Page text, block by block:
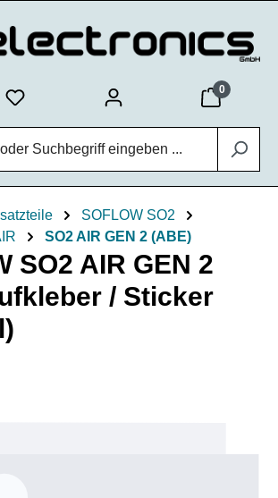
0
SOFLOW SO2
SO2 AIR GEN 2 (ABE)
SO2 AIR GEN 2
/ Sticker